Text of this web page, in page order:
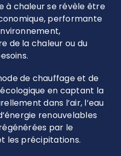
à chaleur se révèle être
performante
de la chaleur ou du
de chauffage et de
en captant la
dans l’air, l’eau
renouvelables
par le
les précipitations.